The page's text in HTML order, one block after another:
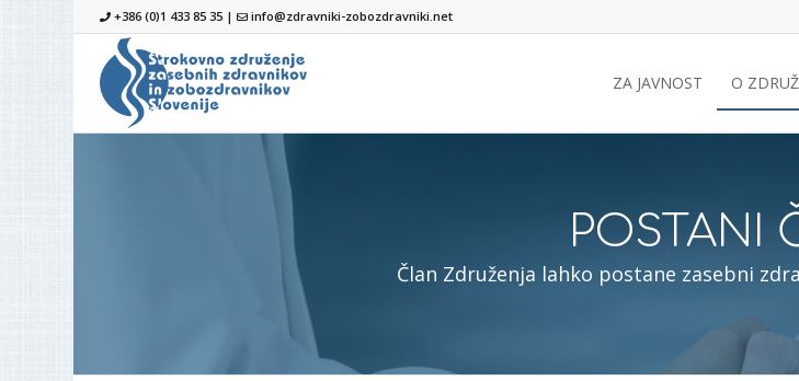
+386 (0)1 433 85 35 | info@zdravniki-zobozdravniki.net
ZA JAVNOST O
POSTANI
Član Združenja lahko postane zasebni